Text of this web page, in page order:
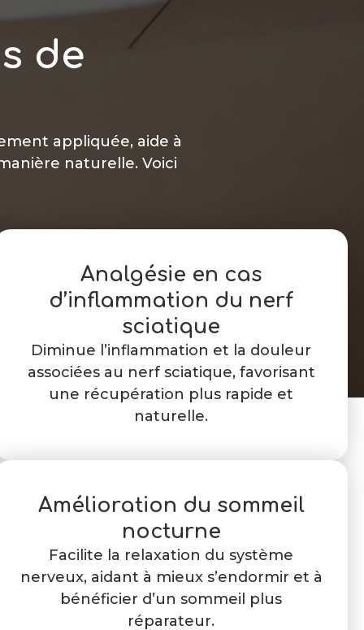
de
appliquée, aide à
naturelle. Voici
Analgésie en cas
d’inflammation du nerf
sciatique
Diminue l’inflammation et la douleur
associées au nerf sciatique, favorisant
une récupération plus rapide et
naturelle.
Amélioration du sommeil
nocturne
Facilite la relaxation du système
nerveux, aidant à mieux s’endormir et à
bénéficier d’un sommeil plus
réparateur.